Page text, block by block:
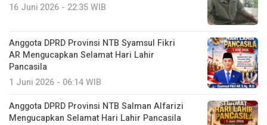
16 Juni 2026 - 22:35 WIB
Anggota DPRD Provinsi NTB Syamsul Fikri
AR Mengucapkan Selamat Hari Lahir
Pancasila
1 Juni 2026 - 06:14 WIB
Anggota DPRD Provinsi NTB Salman Alfarizi
Mengucapkan Selamat Hari Lahir Pancasila